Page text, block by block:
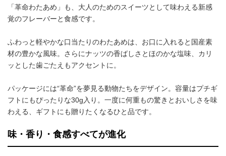
「革命わたあめ」も、大人のためのスイーツとして味わえる新感
覚のフレーバーと食感です。
ふわっと軽やかな口当たりのわたあめは、お口に入れると国産素
材の豊かな風味。さらにナッツの香ばしさとほのかな塩味、カリ
ッとした歯ごたえもアクセントに。
パッケージには“革命”を夢見る動物たちをデザイン。容量はプチギ
フトにもぴったりな30g入り。一度に何重もの驚きとおいしさを味
わえる、ギフトにも贈りたくなるひと品です。
味・香り・食感すべてが進化